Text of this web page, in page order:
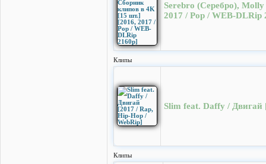
Serebro (Серебро),
2017 / Pop / WEB-DLRip
Клипы
Slim feat. Daffy / Двигай
Клипы